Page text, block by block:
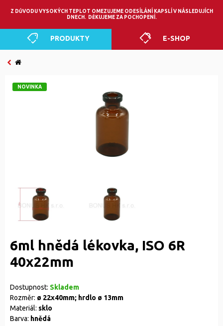
Z DŮVODU VYSOKÝCH TEPLOT OMEZUJEME ODESÍLÁNÍ KAPSLÍ V NÁSLEDUJÍCH
DNECH. DĚKUJEME ZA POCHOPENÍ.
0
PRODUKTY E-SHOP
NOVINKA
6ml hnědá lékovka, ISO 6R
40x22mm
Dostupnost: Skladem
Rozměr: ø 22x40mm; hrdlo ø 13mm
Materiál: sklo
Barva: hnědá